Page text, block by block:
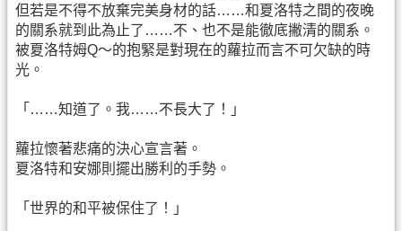
但若是不得不放棄完美身材的話……和夏洛特之間的夜晚
的關系就到此為止了……不、也不是能徹底撇清的關系。
被夏洛特姆Q～的抱緊是對現在的蘿拉而言不可欠缺的時
光。
「……知道了。我……不長大了！」
蘿拉懷著悲痛的決心宣言著。
夏洛特和安娜則擺出勝利的手勢。
「世界的和平被保住了！」